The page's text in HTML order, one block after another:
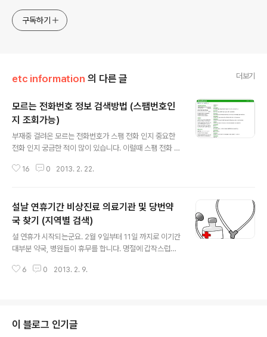
구독하기
etc information 의 다른 글 더보기
모르는 전화번호 정보 검색방법 (스팸번호인
지 조회가능)
부재중 걸려온 모르는 전화번호가 스팸 전화 인지 중요한
전화 인지 궁금한 적이 많이 있습니다. 이럴때 스팸 전화 인
다. 바로 더콜(thecall) 이란 사이트 입니다. 더콜(thecall)
로 데이타베이스가 만들어 진다고 합니다. 위키 같은 개념
으로 많은 사람들이 이용할수록 정보가 정확 해진다고 합
니다. 모르는 전화번호, 스팸 전화번호 정보 검색하기 우리
가 만드는 전화번호부 - 더콜 (thecall) http://www.thec
all.co.kr 사이트 왼쪽 상단에 있는 입력창에 검색하고자
하는 전화번호를 ' - '를 제외하고 입력 하면 해..
16 0 2013. 2. 22.
설날 연휴기간 비상진료 의료기관 및 당번약
국 찾기 (지역별 검색)
설 연휴가 시작되는군요. 2월 9일부터 11일 까지로 이기간
대부분 약국, 병원들이 휴무를 합니다. 명절에 갑작스럽게
쉽지 않을때가 많습니다. 그런경우 아래 사이트에서 검색
복지 콜센터 : 국번없이 129 (유선전화) / 지역번호 + 129
(무선전화) ●응급의료정보센터 설 연휴 당직병원 및 약국
6 0 2013. 2. 9.
이 블로그 인기글